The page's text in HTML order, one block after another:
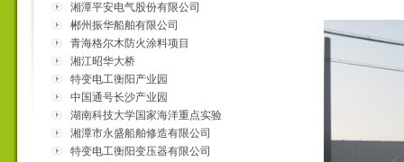
湘潭平安电气股份有限公司
郴州振华船舶有限公司
青海格尔木防火涂料项目
湘江昭华大桥
特变电工衡阳产业园
中国通号长沙产业园
湖南科技大学国家海洋重点实验
室
湘潭市永盛船舶修造有限公司
特变电工衡阳变压器有限公司